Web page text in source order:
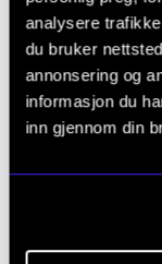
analysere
du bruker
annonsering og
informasjon du
inn gjennom din
komme først,
– Det synest
ikkje alltid
– Eg blei